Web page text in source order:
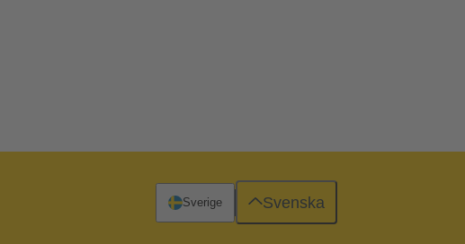
Sverige Svenska